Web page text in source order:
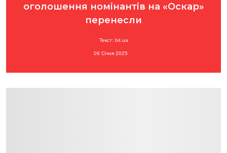
оголошення номінантів на «Оскар»
перенесли
Текст: bit.ua
09 Січня 2025